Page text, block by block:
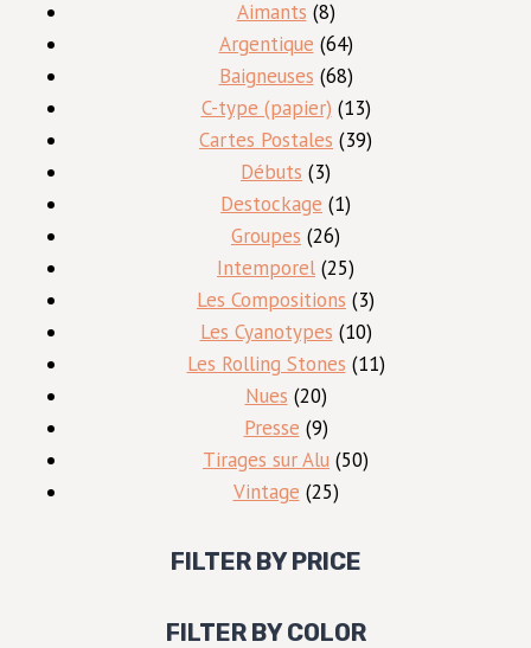
produits
Aimants 88
produits
Argentique 6464
produits
Baigneuses 6868
produits
C-type (papier) 1313
produits
Cartes Postales 3939
Débuts 33
produits
Destockage 11
Groupes 2626
produits
Intemporel 2525
produits
Les Compositions 33
produits
Les Cyanotypes 1010
produits
Les Rolling Stones 1111
Nues 2020
produits
Presse 99
produits
Tirages sur Alu 5050
Vintage 2525
FILTER BY PRICE
FILTER BY COLOR